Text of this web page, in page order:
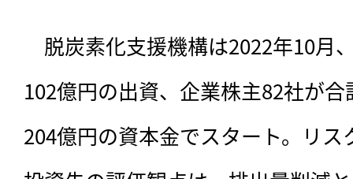
脱炭素化支援機構は2022年10月
102億円の出資、企業株主82社が
204億円の資本金でスタート。リ